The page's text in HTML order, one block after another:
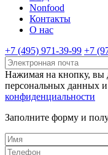
Nonfood
Контакты
О нас
+7 (495) 971-39-99 +7
Нажимая на кнопку, вы
персональных данных и
конфиденциальности
Заполните форму и